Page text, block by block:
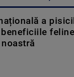
a
beneficiile